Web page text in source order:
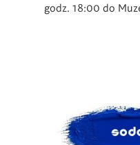
godz. 18:00 do